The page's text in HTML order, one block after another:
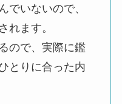
でいないので、
れます。
ので、実際に鑑
とりに合った内